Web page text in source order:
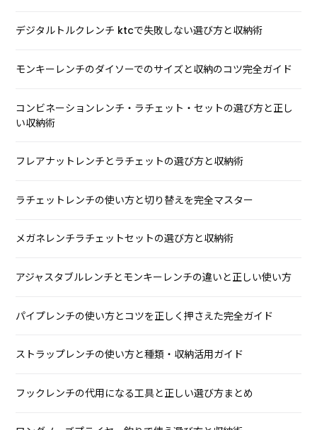
デジタルトルクレンチ ktcで失敗しない選び方と収納術
モンキーレンチのダイソーでのサイズと収納のコツ完全ガイド
コンビネーションレンチ・ラチェット・セットの選び方と正し
い収納術
フレアナットレンチとラチェットの選び方と収納術
ラチェットレンチの使い方と切り替えを完全マスター
メガネレンチラチェットセットの選び方と収納術
アジャスタブルレンチとモンキーレンチの違いと正しい使い方
パイプレンチの使い方とコツを正しく押さえた完全ガイド
ストラップレンチの使い方と種類・収納活用ガイド
フックレンチの代用になる工具と正しい選び方まとめ